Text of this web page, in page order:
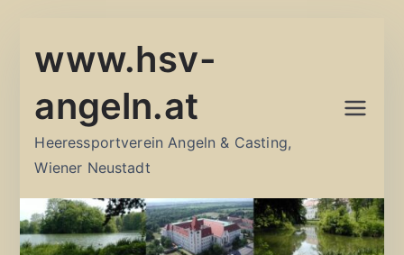
Inhalt
www.hsv-
angeln.at
Heeressportverein Angeln & Casting,
Wiener Neustadt